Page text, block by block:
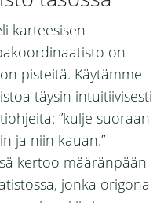
karteesisen
on
pisteitä. Käytämme
täysin intuitiivisesti
”kulje suoraan
ja niin kauan.”
kertoo määränpään
jonka origona